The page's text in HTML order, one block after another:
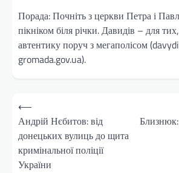
Порада: Почніть з церкви Петра і
пікніком біля річки. Давидів – для
автентику поруч з мегаполісом
gromada.gov.ua).
Навігація
записів
⟵
Андрій Нєбитов: від
донецьких вулиць до щита
кримінальної поліції
України
Близнюк: